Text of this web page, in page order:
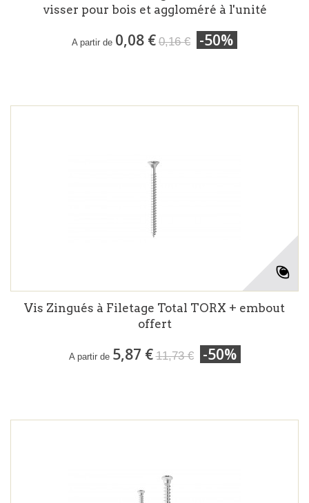
visser pour bois et aggloméré à l'unité
A partir de 0,08 € 0,16 € -50%
Vis Zingués à Filetage Total TORX + embout
offert
A partir de 5,87 € 11,73 € -50%